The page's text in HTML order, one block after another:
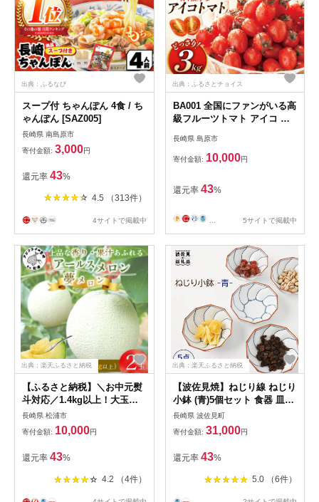
出典：ふるなび
スープ付 ちゃんぽん 4食 / ち
ゃんぽん [SAZ005]
長崎県 南島原市
寄付金額: 3,000円
還元率 43%
4.5 （313件）
4サイトで掲載中
出典：ふるさとチョイス
BA001 全国にファンがいる高
級フルーツトマト アイコ ど
ツトマト 1キロ 山口農園 長
崎県 島原市]
長崎県 島原市
寄付金額: 10,000円
還元率 43%
5サイトで掲載中
出典：楽天ふるさと納税
【ふるさと納税】＼お中元熨
斗対応／1.4kg以上！大玉ア
ールスメロン 夢メロン2玉
入り【B0-202】メロン アー
ルスメロン 大玉 大きい 甘い
果物 フルーツ 期間限定
長崎県 松浦市
寄付金額: 10,000円
還元率 43%
4.2 （4件）
出典：楽天ふるさと納税
【波佐見焼】ねじり線 ねじり
小鉢 (青)5個セット 食器 皿
【福田陶器店】 [PA199]
27000円 2万7千円 2万円台 母
の日
長崎県 波佐見町
寄付金額: 31,000円
還元率 43%
5.0 （6件）